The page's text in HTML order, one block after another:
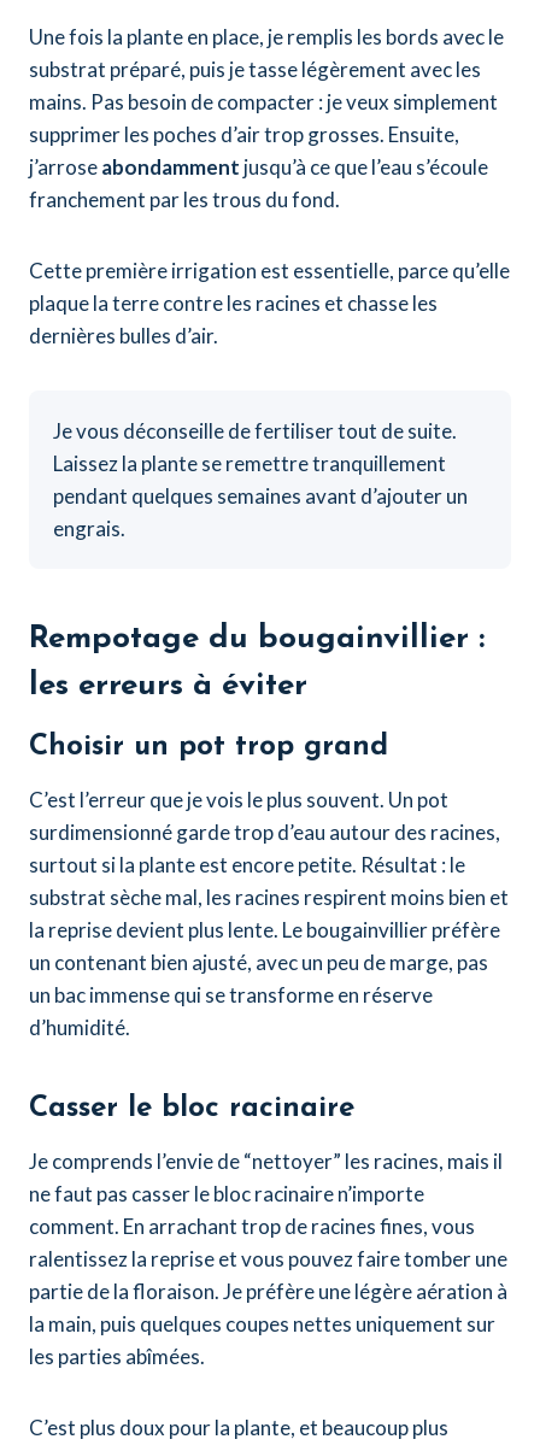
Une fois la plante en place, je remplis les bords avec le
substrat préparé, puis je tasse légèrement avec les
mains. Pas besoin de compacter : je veux simplement
supprimer les poches d’air trop grosses. Ensuite,
j’arroseabondamment jusqu’à ce que l’eau s’écoule
franchement par les trous du fond.
Cette première irrigation est essentielle, parce qu’elle
plaque la terre contre les racines et chasse les
dernières bulles d’air.
Je vous déconseille de fertiliser tout de suite.
Laissez la plante se remettre tranquillement
pendant quelques semaines avant d’ajouter un
engrais.
Rempotage du bougainvillier :
les erreurs à éviter
Choisir un pot trop grand
C’est l’erreur que je vois le plus souvent. Un pot
surdimensionné garde trop d’eau autour des racines,
surtout si la plante est encore petite. Résultat : le
substrat sèche mal, les racines respirent moins bien et
la reprise devient plus lente. Le bougainvillier préfère
un contenant bien ajusté, avec un peu de marge, pas
un bac immense qui se transforme en réserve
d’humidité.
Casser le bloc racinaire
Je comprends l’envie de “nettoyer” les racines, mais il
ne faut pas casser le bloc racinaire n’importe
comment. En arrachant trop de racines fines, vous
ralentissez la reprise et vous pouvez faire tomber une
partie de la floraison. Je préfère une légère aération à
la main, puis quelques coupes nettes uniquement sur
les parties abîmées.
C’est plus doux pour la plante, et beaucoup plus